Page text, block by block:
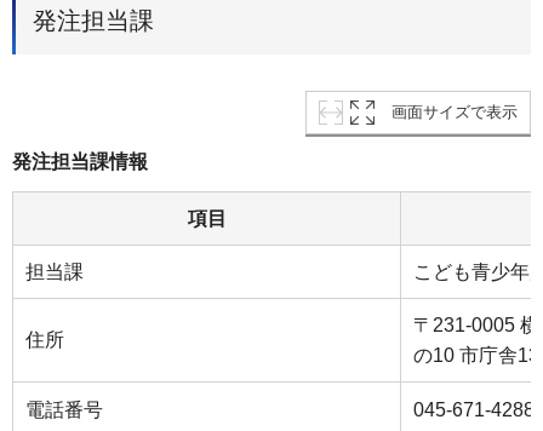
発注担当課
画面サイズで表示
発注担当課情報
項目
担当課 こども青少年
住所
〒231-0005
の10 市庁舎13
電話番号 045-671-4288